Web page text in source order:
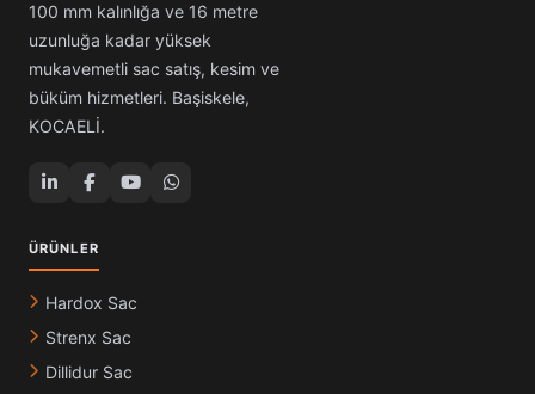
100 mm kalınlığa ve 16 metre
uzunluğa kadar yüksek
mukavemetli sac satış, kesim ve
büküm hizmetleri. Başiskele,
KOCAELİ.
ÜRÜNLER
Hardox Sac
Strenx Sac
Dillidur Sac